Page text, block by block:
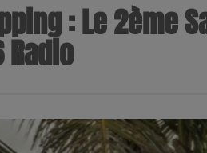
: Le 2ème
Radio